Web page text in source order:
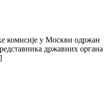
комисије у Москви одржан
државних органа